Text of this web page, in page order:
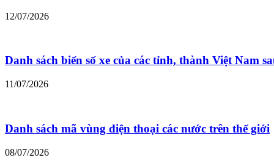
12/07/2026
Danh sách biển số xe của các tỉnh, thành Việt Nam
11/07/2026
Danh sách mã vùng điện thoại các nước trên thế giới
08/07/2026